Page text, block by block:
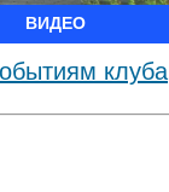
ВИДЕО
клуба